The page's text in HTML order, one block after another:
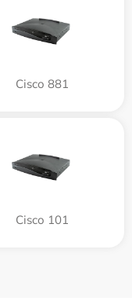
Cisco 881
Cisco 101